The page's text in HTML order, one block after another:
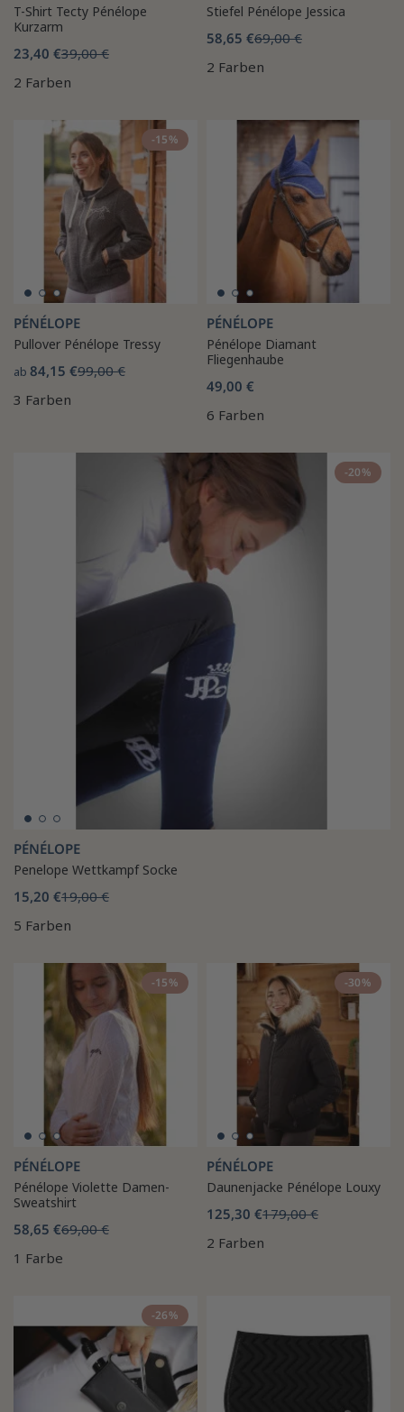
T-Shirt Tecty Pénélope
Kurzarm
23,40 €39,00 €
2 Farben
Stiefel Pénélope Jessica
58,65 €69,00 €
2 Farben
-15%
PÉNÉLOPE
Pullover Pénélope Tressy
ab 84,15 €99,00 €
3 Farben
PÉNÉLOPE
Pénélope Diamant
Fliegenhaube
49,00 €
6 Farben
-20%
PÉNÉLOPE
Penelope Wettkampf Socke
15,20 €19,00 €
5 Farben
-15%
PÉNÉLOPE
Pénélope Violette Damen-
Sweatshirt
58,65 €69,00 €
1 Farbe
-30%
PÉNÉLOPE
Daunenjacke Pénélope Louxy
125,30 €179,00 €
2 Farben
-26%